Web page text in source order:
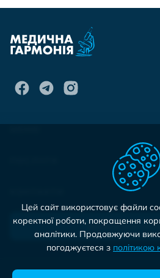
Записатися на
Цей сайт використовує файли
коректної роботи, покращення
аналітики. Продовжуючи
погоджуєтеся з політикою